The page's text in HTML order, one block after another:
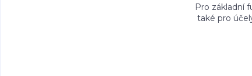
Veškeré fotografie, grafické návrhy,
právem. Jejich použití bez předchozího
Pro základní
také pro